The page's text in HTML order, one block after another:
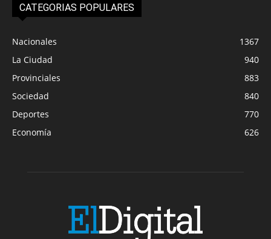
CATEGORIAS POPULARES
Nacionales
1367
La Ciudad
940
Provinciales
883
Sociedad
840
Deportes
770
Economía
626